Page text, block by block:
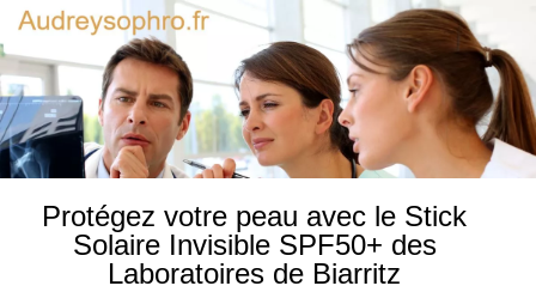
Protégez votre peau avec le Stick
Solaire Invisible SPF50+ des
Laboratoires de Biarritz